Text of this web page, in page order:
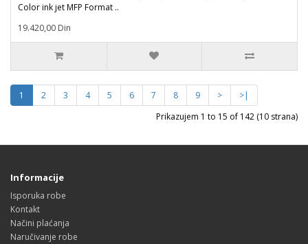
Color ink jet MFP Format ..
19.420,00 Din
1 2 3 4 5 6 7 8 9 >
>|
Prikazujem 1 to 15 of 142 (10 strana)
Informacije
Isporuka robe
Kontakt
Načini plaćanja
Naručivanje robe